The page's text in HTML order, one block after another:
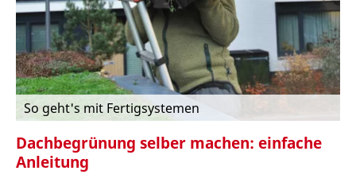
So geht's mit Fertigsystemen
Dachbegrünung selber machen: einfache
Anleitung